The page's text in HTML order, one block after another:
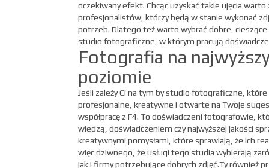
oczekiwany efekt. Chcąc uzyskać takie ujęcia warto
profesjonalistów, którzy będą w stanie wykonać
potrzeb. Dlatego też warto wybrać dobre,
studio fotograficzne, w którym pracują
Fotografia na
poziomie
Jeśli zależy Ci na tym by studio fotograficzne, które
profesjonalne, kreatywne i otwarte na Twoje
współpracę z F4. To doświadczeni fotografowie,
wiedzą, doświadczeniem czy najwyższej jakości
kreatywnymi pomysłami, które sprawiają, że ich
więc dziwnego, że usługi tego studia wybierają
jak i firmy potrzebujące dobrych zdjęć.Ty również